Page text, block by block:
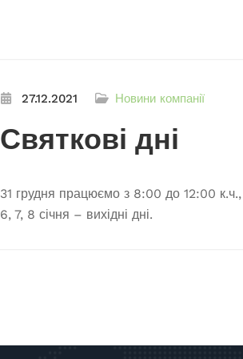
27.12.2021 Новини компанії
Святкові дні
31 грудня працюємо з 8:00 до 12:00 к.ч.,
6, 7, 8 січня – вихідні дні.